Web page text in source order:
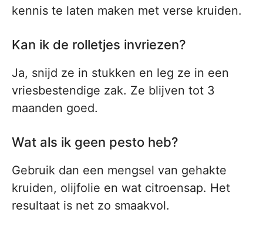
kennis te laten maken met verse kruiden.
Kan ik de rolletjes invriezen?
Ja, snijd ze in stukken en leg ze in een
vriesbestendige zak. Ze blijven tot 3
maanden goed.
Wat als ik geen pesto heb?
Gebruik dan een mengsel van gehakte
kruiden, olijfolie en wat citroensap. Het
resultaat is net zo smaakvol.